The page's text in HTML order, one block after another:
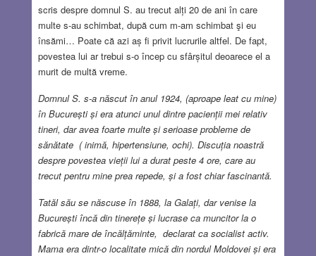
scris despre domnul S. au trecut alți 20 de ani în care
multe s-au schimbat, după cum m-am schimbat şi eu
însămi… Poate că azi aș fi privit lucrurile altfel. De fapt,
povestea lui ar trebui s-o încep cu sfârșitul deoarece el a
murit de multă vreme.
Domnul S. s-a născut în anul 1924, (aproape leat cu mine)
în București și era atunci unul dintre pacienții mei relativ
tineri, dar avea foarte multe și serioase probleme de
sănătate ( inimă, hipertensiune, ochi). Discuția noastră
despre povestea vieții lui a durat peste 4 ore, care au
trecut pentru mine prea repede, și a fost chiar fascinantă.
Tatăl său se născuse în 1888, la Galați, dar venise la
București încă din tinerețe și lucrase ca muncitor la o
fabrică mare de încălțăminte, declarat ca socialist activ.
Mama era dintr-o localitate mică din nordul Moldovei și era